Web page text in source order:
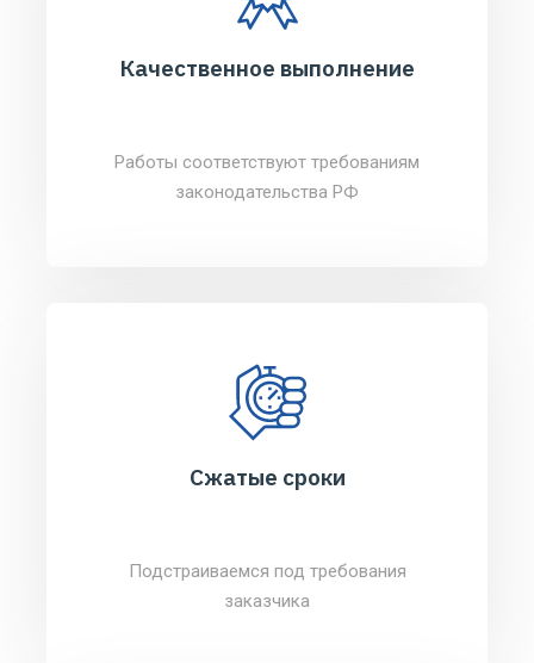
Качественное выполнение
Работы соответствуют требованиям
законодательства РФ
Сжатые сроки
Подстраиваемся под требования
заказчика